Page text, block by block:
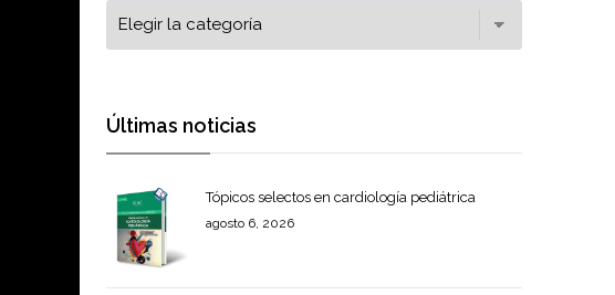
Últimas noticias
Tópicos selectos en cardiología pediátrica
agosto 6, 2026